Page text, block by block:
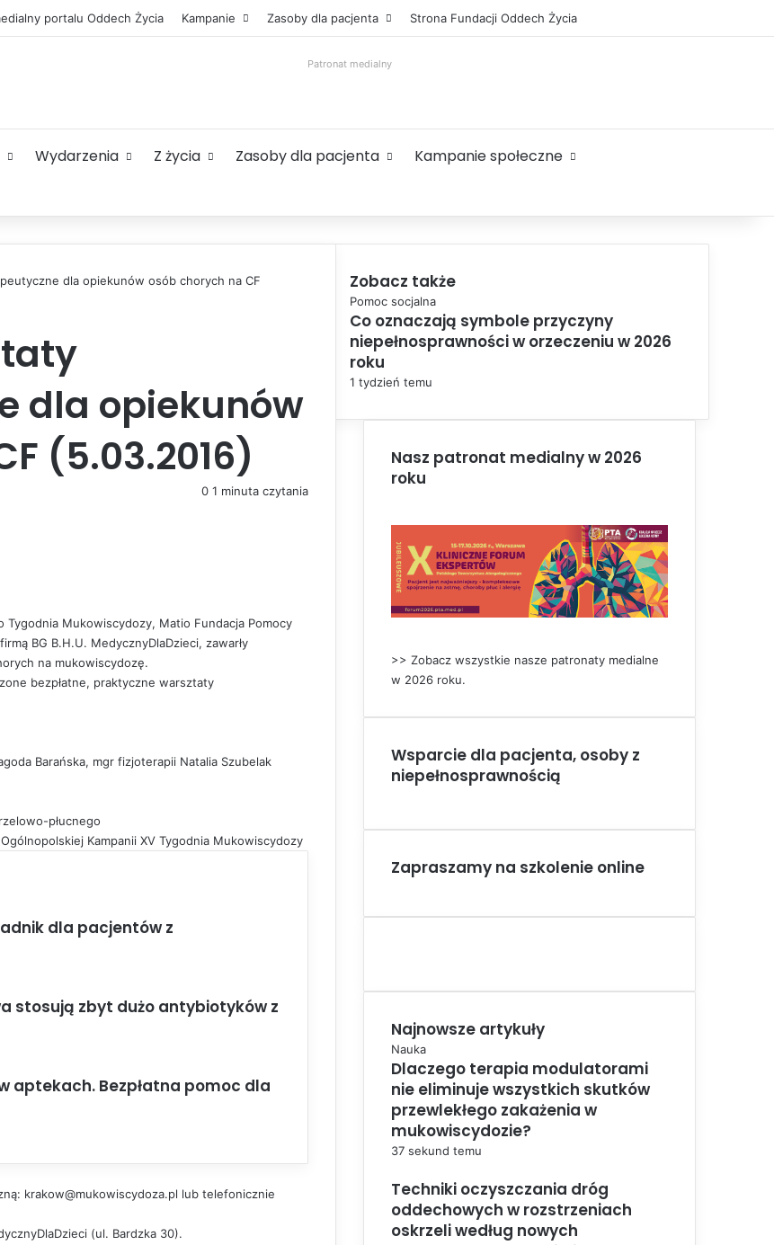
portalu Oddech Życia Kampanie Zasoby dla pacjenta Strona Fundacji Oddech Życia
Patronat medialny
Wydarzenia Z życia Zasoby dla pacjenta Kampanie społeczne
dla opiekunów osób chorych na CF
dla opiekunów
(5.03.2016)
0 1 minuta czytania
Tygodnia Mukowiscydozy, Matio Fundacja Pomocy
BG B.H.U. MedycznyDlaDzieci, zawarły
na mukowiscydozę.
bezpłatne, praktyczne warsztaty
Barańska, mgr fizjoterapii Natalia Szubelak
płucnego
Kampanii XV Tygodnia Mukowiscydozy
dla pacjentów z
stosują zbyt dużo antybiotyków z
aptekach. Bezpłatna pomoc dla
krakow@mukowiscydoza.pl lub telefonicznie
(ul. Bardzka 30).
Zobacz także
C
l
o
s
e
Pomoc socjalna
Co oznaczają symbole przyczyny
niepełnosprawności w orzeczeniu w 2026
roku
1 tydzień temu
Nasz patronat medialny w 2026
roku
>> Zobacz wszystkie nasze patronaty medialne
w 2026 roku.
Wsparcie dla pacjenta, osoby z
niepełnosprawnością
Zapraszamy na szkolenie online
Najnowsze artykuły
Nauka
Dlaczego terapia modulatorami
nie eliminuje wszystkich skutków
przewlekłego zakażenia w
mukowiscydozie?
37 sekund temu
Techniki oczyszczania dróg
oddechowych w rozstrzeniach
oskrzeli według nowych